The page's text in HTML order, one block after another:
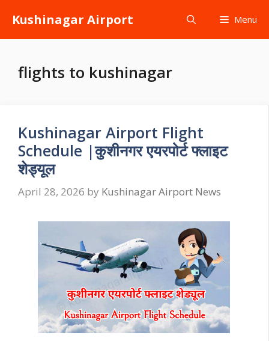
content
Kushinagar Airport Menu
flights to kushinagar
Kushinagar Airport Flight
Schedule |कुशीनगर एयरपोर्ट फ्लाइट
शेड्यूल
April 28, 2026 by Kushinagar Airport News